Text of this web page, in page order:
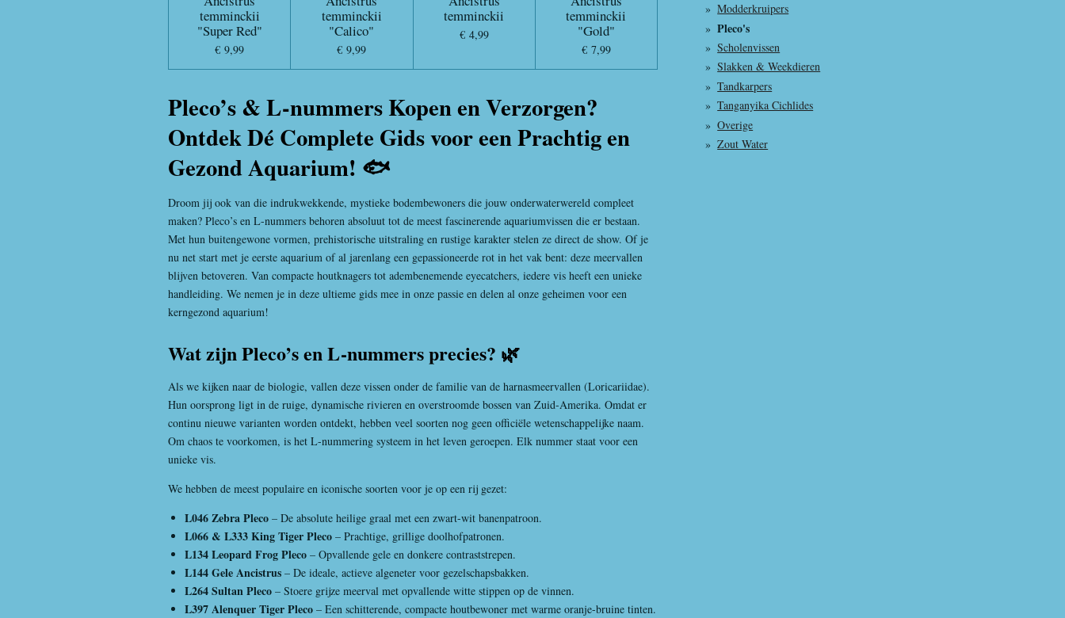
temminckii
"Super Red"
€ 9,99
temminckii
"Calico"
€ 9,99
temminckii
€ 4,99
temminckii
"Gold"
€ 7,99
Pleco’s & L-nummers Kopen en Verzorgen?
Ontdek Dé Complete Gids voor een Prachtig en
Gezond Aquarium! 🐟
Droom jij ook van die indrukwekkende, mystieke bodembewoners die jouw onderwaterwereld compleet
maken? Pleco’s en L-nummers behoren absoluut tot de meest fascinerende aquariumvissen die er bestaan.
Met hun buitengewone vormen, prehistorische uitstraling en rustige karakter stelen ze direct de show. Of je
nu net start met je eerste aquarium of al jarenlang een gepassioneerde rot in het vak bent: deze meervallen
blijven betoveren. Van compacte houtknagers tot adembenemende eyecatchers, iedere vis heeft een unieke
handleiding. We nemen je in deze ultieme gids mee in onze passie en delen al onze geheimen voor een
kerngezond aquarium!
Wat zijn Pleco’s en L-nummers precies? 🌿
Als we kijken naar de biologie, vallen deze vissen onder de familie van de harnasmeervallen (Loricariidae).
Hun oorsprong ligt in de ruige, dynamische rivieren en overstroomde bossen van Zuid-Amerika. Omdat er
continu nieuwe varianten worden ontdekt, hebben veel soorten nog geen officiële wetenschappelijke naam.
Om chaos te voorkomen, is het L-nummering systeem in het leven geroepen. Elk nummer staat voor een
unieke vis.
We hebben de meest populaire en iconische soorten voor je op een rij gezet:
L046 Zebra Pleco – De absolute heilige graal met een zwart-wit banenpatroon.
L066 & L333 King Tiger Pleco – Prachtige, grillige doolhofpatronen.
L134 Leopard Frog Pleco – Opvallende gele en donkere contraststrepen.
L144 Gele Ancistrus – De ideale, actieve algeneter voor gezelschapsbakken.
L264 Sultan Pleco – Stoere grijze meerval met opvallende witte stippen op de vinnen.
L397 Alenquer Tiger Pleco – Een schitterende, compacte houtbewoner met warme oranje-bruine tinten.
Modderkruipers
Pleco's
Scholenvissen
Slakken & Weekdieren
Tandkarpers
Tanganyika Cichlides
Overige
Zout Water